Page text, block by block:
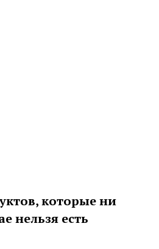
которые ни
нельзя есть